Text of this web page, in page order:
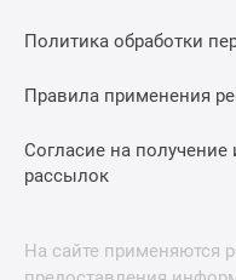
Политика обработки
Правила применения
Согласие на
рассылок
На сайте применяются